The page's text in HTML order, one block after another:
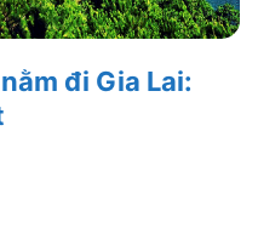
đi Gia Lai: